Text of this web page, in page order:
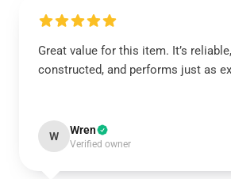
Great value for this item. It’s
constructed, and performs just as
W Wren
Verified owner